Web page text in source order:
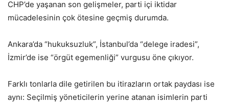
CHP’de yaşanan son gelişmeler, parti içi iktidar
mücadelesinin çok ötesine geçmiş durumda.
Ankara’da “hukuksuzluk”, İstanbul’da “delege iradesi”,
İzmir’de ise “örgüt egemenliği” vurgusu öne çıkıyor.
Farklı tonlarla dile getirilen bu itirazların ortak paydası ise
aynı: Seçilmiş yöneticilerin yerine atanan isimlerin parti